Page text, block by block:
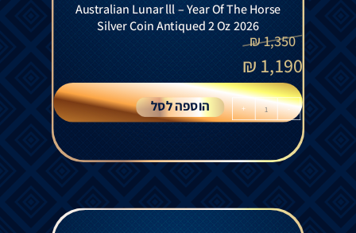
Australian Lunar lll – Year Of The Horse
Silver Coin Antiqued 2 Oz 2026
1,350
₪
1,190
₪
-
+ הוספה לסל